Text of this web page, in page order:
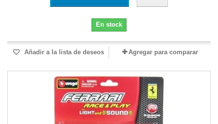
En stock
Añadir a la lista de deseos Agregar para comparar